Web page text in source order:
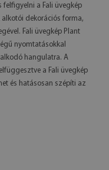
felfigyelni a Fali üvegkép
alkotói dekorációs forma,
Fali üvegkép Plant
nyomtatásokkal
hangulatra. A
a Fali üvegkép
és hatásosan szépíti az